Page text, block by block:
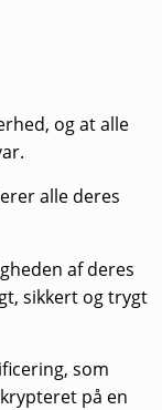
og at alle
alle deres
af deres
sikkert og trygt
som
på en